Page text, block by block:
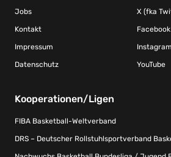
Jobs
Kontakt
Impressum
Datenschutz
X (fka
Facebook
Instagram
YouTube
Kooperationen/Ligen
FIBA Basketball-Weltverband
DRS – Deutscher Rollstuhlsportverband